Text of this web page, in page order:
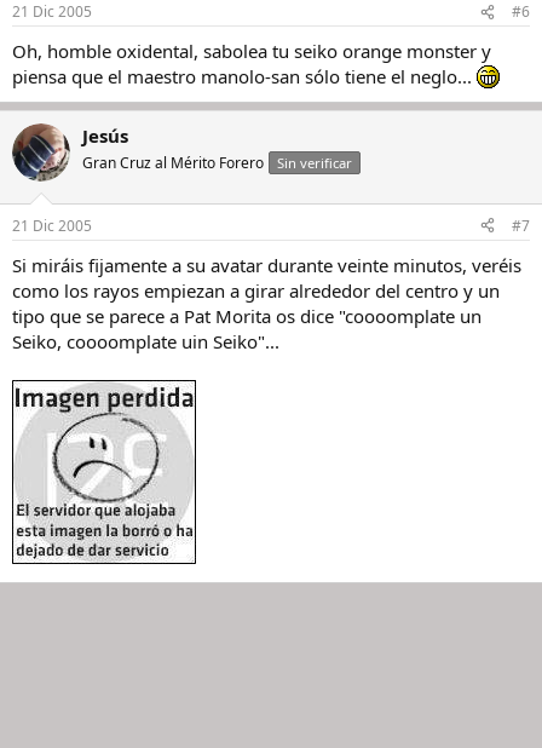
21 Dic 2005 #6
Oh, homble oxidental, sabolea tu seiko orange monster y
piensa que el maestro manolo-san sólo tiene el neglo...
Jesús
Gran Cruz al Mérito Forero Sin verificar
21 Dic 2005 #7
Si miráis fijamente a su avatar durante veinte minutos, veréis
como los rayos empiezan a girar alrededor del centro y un
tipo que se parece a Pat Morita os dice "coooomplate un
Seiko, coooomplate uin Seiko"...